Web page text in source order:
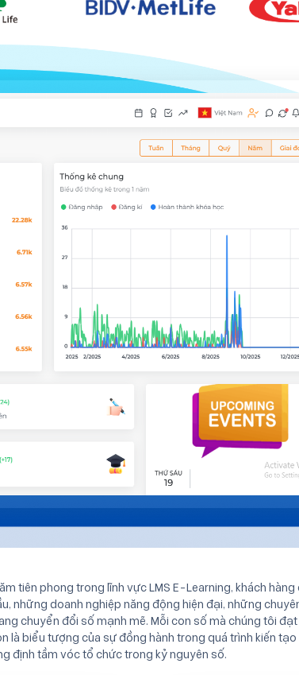
tiên phong trong lĩnh vực LMS E-Learning, khách
những doanh nghiệp năng động hiện đại, những
chuyển đổi số mạnh mẽ. Mỗi con số mà chúng tôi
là biểu tượng của sự đồng hành trong quá trình kiến
định tầm vóc tổ chức trong kỷ nguyên số.